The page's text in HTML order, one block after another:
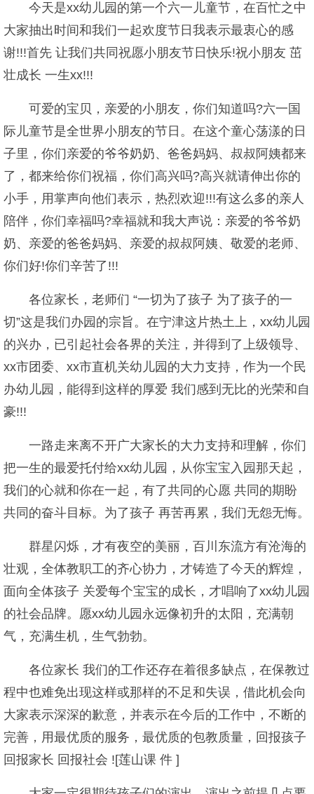
今天是xx幼儿园的第一个六一儿童节，在百忙之中
大家抽出时间和我们一起欢度节日我表示最衷心的感
谢!!!首先 让我们共同祝愿小朋友节日快乐!祝小朋友 茁
壮成长 一生xx!!!
可爱的宝贝，亲爱的小朋友，你们知道吗?六一国
际儿童节是全世界小朋友的节日。在这个童心荡漾的日
子里，你们亲爱的爷爷奶奶、爸爸妈妈、叔叔阿姨都来
了，都来给你们祝福，你们高兴吗?高兴就请伸出你的
小手，用掌声向他们表示，热烈欢迎!!!有这么多的亲人
陪伴，你们幸福吗?幸福就和我大声说：亲爱的爷爷奶
奶、亲爱的爸爸妈妈、亲爱的叔叔阿姨、敬爱的老师、
你们好!你们辛苦了!!!
各位家长，老师们 “一切为了孩子 为了孩子的一
切”这是我们办园的宗旨。在宁津这片热土上，xx幼儿园
的兴办，已引起社会各界的关注，并得到了上级领导、
xx市团委、xx市直机关幼儿园的大力支持，作为一个民
办幼儿园，能得到这样的厚爱 我们感到无比的光荣和自
豪!!!
一路走来离不开广大家长的大力支持和理解，你们
把一生的最爱托付给xx幼儿园，从你宝宝入园那天起，
我们的心就和你在一起，有了共同的心愿 共同的期盼
共同的奋斗目标。为了孩子 再苦再累，我们无怨无悔。
群星闪烁，才有夜空的美丽，百川东流方有沧海的
壮观，全体教职工的齐心协力，才铸造了今天的辉煌，
面向全体孩子 关爱每个宝宝的成长，才唱响了xx幼儿园
的社会品牌。愿xx幼儿园永远像初升的太阳，充满朝
气，充满生机，生气勃勃。
各位家长 我们的工作还存在着很多缺点，在保教过
程中也难免出现这样或那样的不足和失误，借此机会向
大家表示深深的歉意，并表示在今后的工作中，不断的
完善，用最优质的服务，最优质的包教质量，回报孩子
回报家长 回报社会 ![莲山课 件 ]